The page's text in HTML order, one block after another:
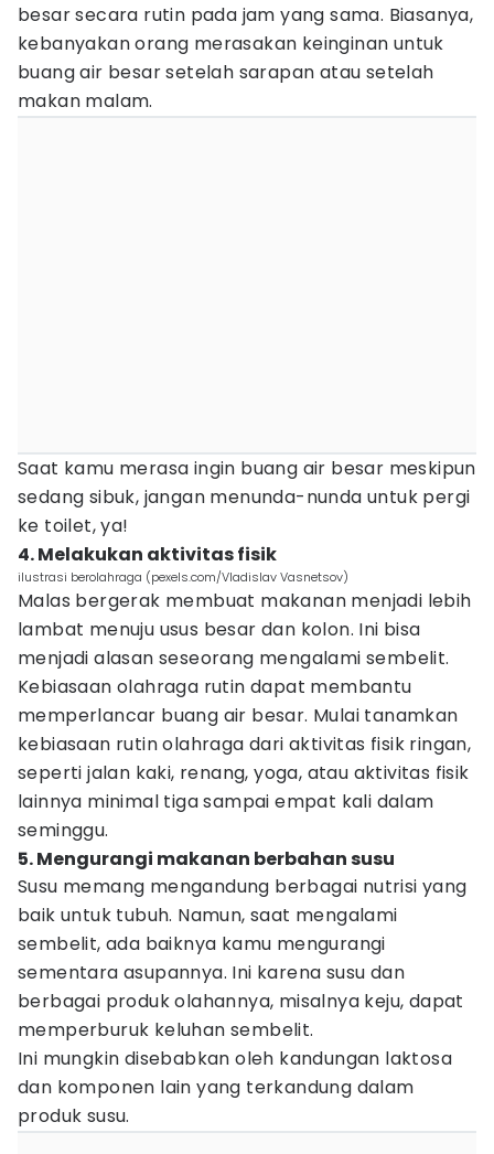
besar secara rutin pada jam yang sama. Biasanya,
kebanyakan orang merasakan keinginan untuk
buang air besar setelah sarapan atau setelah
makan malam.
Saat kamu merasa ingin buang air besar meskipun
sedang sibuk, jangan menunda-nunda untuk pergi
ke toilet, ya!
4. Melakukan aktivitas fisik
ilustrasi berolahraga (pexels.com/Vladislav Vasnetsov)
Malas bergerak membuat makanan menjadi lebih
lambat menuju usus besar dan kolon. Ini bisa
menjadi alasan seseorang mengalami sembelit.
Kebiasaan olahraga rutin dapat membantu
memperlancar buang air besar. Mulai tanamkan
kebiasaan rutin olahraga dari aktivitas fisik ringan,
seperti jalan kaki, renang, yoga, atau aktivitas fisik
lainnya minimal tiga sampai empat kali dalam
seminggu.
5. Mengurangi makanan berbahan susu
Susu memang mengandung berbagai nutrisi yang
baik untuk tubuh. Namun, saat mengalami
sembelit, ada baiknya kamu mengurangi
sementara asupannya. Ini karena susu dan
berbagai produk olahannya, misalnya keju, dapat
memperburuk keluhan sembelit.
Ini mungkin disebabkan oleh kandungan laktosa
dan komponen lain yang terkandung dalam
produk susu.